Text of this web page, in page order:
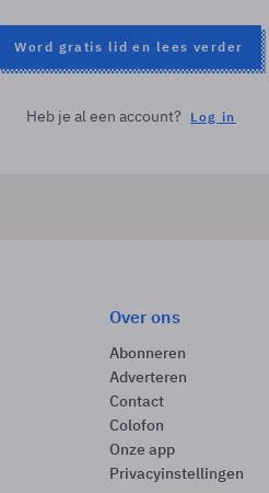
Word gratis lid en lees verder
Heb je al een account? Log in
Over ons
Abonneren
Adverteren
Contact
Colofon
Onze app
Privacyinstellingen